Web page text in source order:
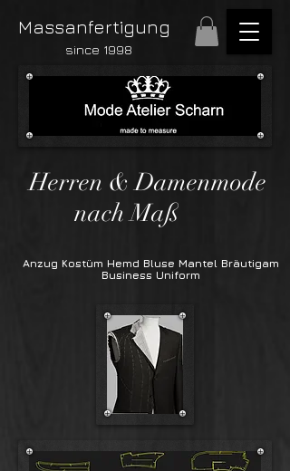
Massanfertigung
since 1998
& Damenmode
nach Maß
Anzug Kostüm Hemd Bluse Mantel Bräutigam
Business Uniform